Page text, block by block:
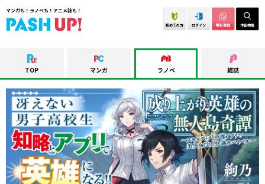
マンガも！ラノベも！アニメ誌も！
初めての方 ログイン 無料登録 作品検索
TOP マンガ ラノベ 雑誌